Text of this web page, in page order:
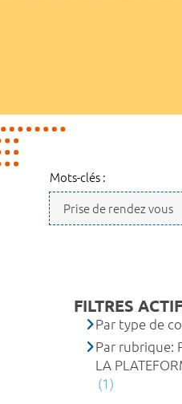
Mots-clés :
FILTRES
Par type de
Par rubrique:
LA
(1)